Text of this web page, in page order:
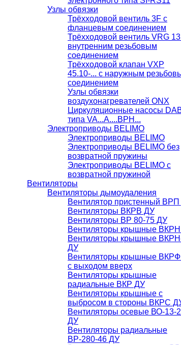
Узлы обвязки
Трёхходовой вентиль 3F с
фланцевым соединением
Трёхходовой вентиль VRG
внутренним резьбовым
соединением
Трёхходовой клапан VXP
45.10-... с наружным
соединением
Узлы обвязки
воздухонагревателей ONX
Циркуляционные насосы
типа VA...A....BPH...
Электроприводы BELIMO
Электроприводы BELIMO
Электроприводы BELIMO без
возвратной пружины
Электроприводы BELIMO с
возвратной пружиной
Вентиляторы
Вентиляторы дымоудаления
Вентилятор пристенный
Вентиляторы ВКРВ ДУ
Вентиляторы ВР 80-75 ДУ
Вентиляторы крышные
Вентиляторы крышные
ДУ
Вентиляторы крышные
с выходом вверх
Вентиляторы крышные
радиальные ВКР ДУ
Вентиляторы крышные с
выбросом в стороны ВКРС
Вентиляторы осевые ВО-13-
ДУ
Вентиляторы радиальные
ВР-280-46 ДУ